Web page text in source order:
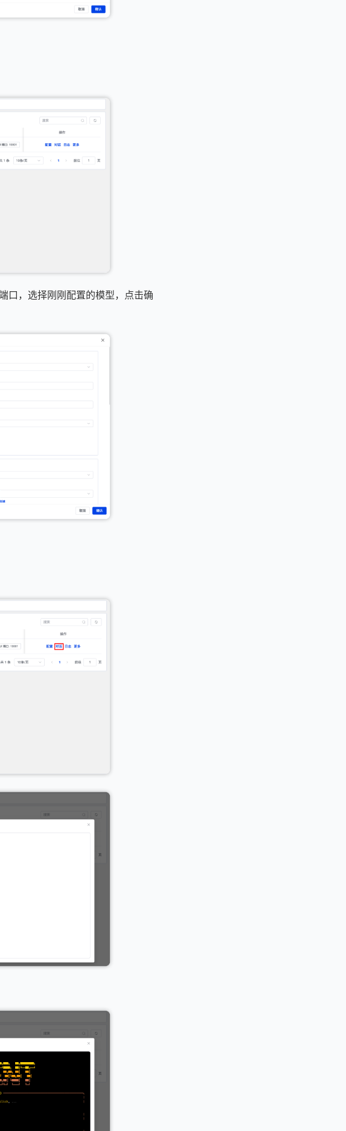
口，选择刚刚配置的模型，点击确